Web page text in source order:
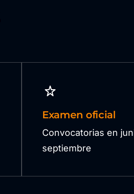
Examen oficial
Convocatorias en
septiembre